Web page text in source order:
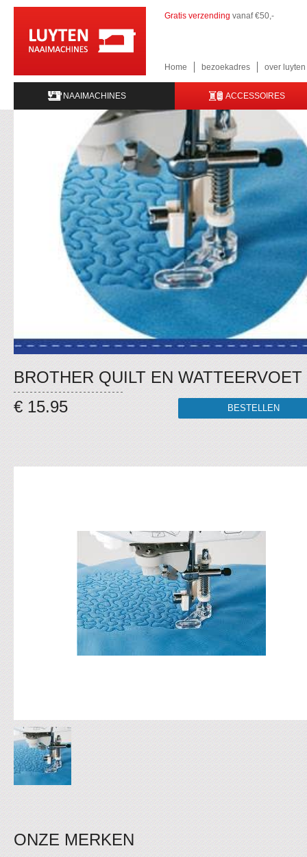
Gratis verzending vanaf €50,-
Home bezoekadres over
NAAIMACHINES ACCESSOIRES
BROTHER QUILT EN WATTEERVOET
€ 15.95
ONZE MERKEN